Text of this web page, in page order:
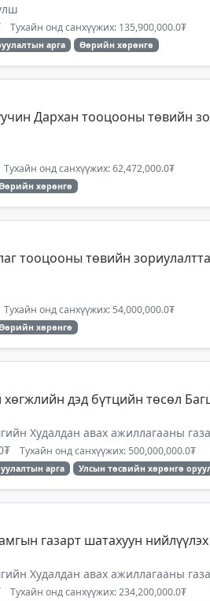
Тухайн онд санхүүжих: 135,900,000.0₮
арга Өөрийн хөрөнгө
Дархан тооцооны төвийн
Тухайн онд санхүүжих: 62,472,000.0₮
хөрөнгө
тооцооны төвийн
Тухайн онд санхүүжих: 54,000,000.0₮
хөрөнгө
дэд бүтцийн төсөл
Худалдан авах ажиллагааны
Тухайн онд санхүүжих: 500,000,000.0₮
арга Улсын төсвийн хөрөнгө
газарт шатахуун нийлүүлэх
Худалдан авах ажиллагааны
Тухайн онд санхүүжих: 234,200,000.0₮